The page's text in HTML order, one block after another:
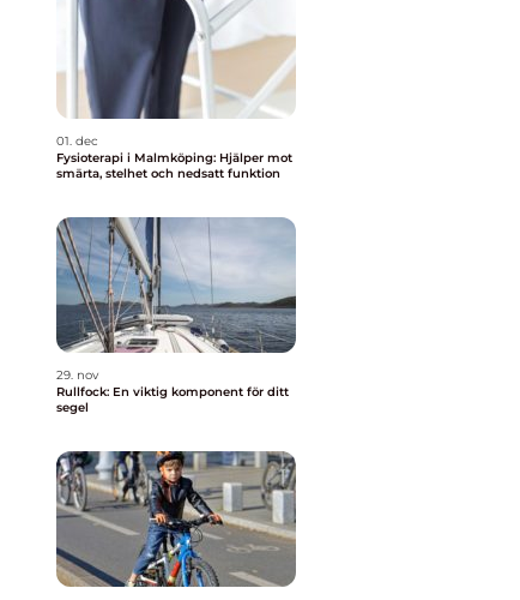
01. dec
Fysioterapi i Malmköping: Hjälper mot
smärta, stelhet och nedsatt funktion
29. nov
Rullfock: En viktig komponent för ditt
segel